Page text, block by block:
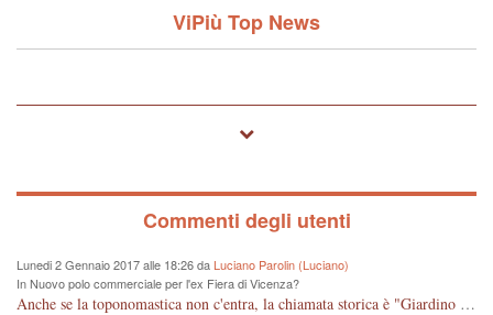
ViPiù Top News
Commenti degli utenti
Lunedi 2 Gennaio 2017 alle 18:26 da Luciano Parolin (Luciano)
In Nuovo polo commerciale per l'ex Fiera di Vicenza?
Anche se la toponomastica non c'entra, la chiamata storica è "Giardino Salvi". Dal 1907 circa Proprietà Comunale e pertanto a mio giudizio "storico" il nome potrebbe essere cambiato in Giardino Comunale Goffredo Parise. Se poi vogliono farne un IPER mercato di cineserie varie (come se non ce ne fossero a sufficienza) vuol dire che: Mala Tempora Currunt. E' solo questione di schei? Amen.